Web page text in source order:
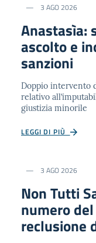
3 AGO 2026
Anastasìa:
ascolto e
sanzioni
Doppio intervento
relativo
giustizia minorile
LEGGI DI PIÙ
3 AGO 2026
Non Tutti
numero
reclusione